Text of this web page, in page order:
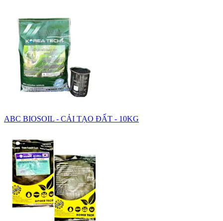
ABC BIOSOIL - CẢI TẠO ĐẤT - 10KG